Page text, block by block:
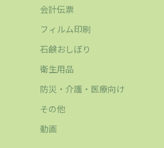
会計伝票
フィルム印刷
石鹸おしぼり
衛生用品
防災・介護・医療向け
その他
動画